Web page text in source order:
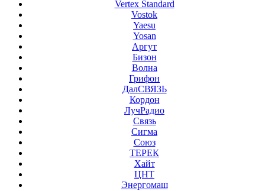
Vertex Standard
Vostok
Yaesu
Yosan
Аргут
Бизон
Волна
Грифон
ДалСВЯЗЬ
Кордон
ЛучРадио
Связь
Сигма
Союз
ТЕРЕК
Хайт
ЦНТ
Энергомаш